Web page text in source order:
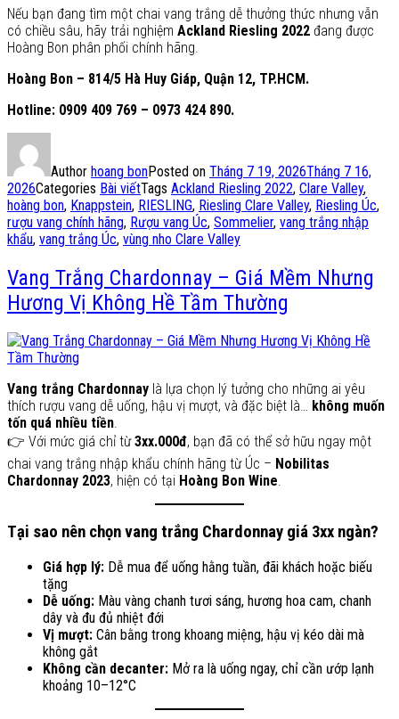
Nếu bạn đang tìm một chai vang trắng dễ thưởng thức nhưng vẫn
có chiều sâu, hãy trải nghiệm Ackland Riesling 2022 đang được
Hoàng Bon phân phối chính hãng.
Hoàng Bon – 814/5 Hà Huy Giáp, Quận 12, TP.HCM.
Hotline: 0909 409 769 – 0973 424 890.
Author hoang bonPosted on Tháng 7 19, 2026Tháng 7 16,
2026Categories Bài viếtTags Ackland Riesling 2022, Clare Valley,
hoàng bon, Knappstein, RIESLING, Riesling Clare Valley, Riesling Úc,
rượu vang chính hãng, Rượu vang Úc, Sommelier, vang trắng nhập
khẩu, vang trắng Úc, vùng nho Clare Valley
Vang Trắng Chardonnay – Giá Mềm Nhưng
Hương Vị Không Hề Tầm Thường
Vang trắng Chardonnay là lựa chọn lý tưởng cho những ai yêu
thích rượu vang dễ uống, hậu vị mượt, và đặc biệt là… không muốn
tốn quá nhiều tiền.
👉 Với mức giá chỉ từ3xx.000đ, bạn đã có thể sở hữu ngay một
chai vang trắng nhập khẩu chính hãng từ Úc – Nobilitas
Chardonnay 2023, hiện có tại Hoàng Bon Wine.
Tại sao nên chọn vang trắng Chardonnay giá 3xx ngàn?
Giá hợp lý: Dễ mua để uống hằng tuần, đãi khách hoặc biếu
tặng
Dễ uống: Màu vàng chanh tươi sáng, hương hoa cam, chanh
dây và đu đủ nhiệt đới
Vị mượt: Cân bằng trong khoang miệng, hậu vị kéo dài mà
không gắt
Không cần decanter: Mở ra là uống ngay, chỉ cần ướp lạnh
khoảng 10–12°C